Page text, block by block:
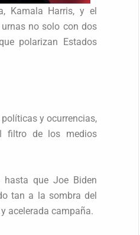
Kamala Harris, y el
no solo con dos
polarizan Estados
y ocurrencias,
filtro de los medios
hasta que Joe Biden
tan a la sombra del
acelerada campaña.